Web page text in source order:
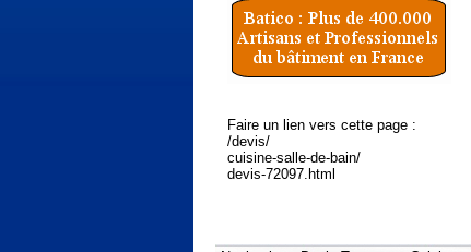
Faire un lien vers cette page :
/devis/
cuisine-salle-de-bain/
devis-72097.html